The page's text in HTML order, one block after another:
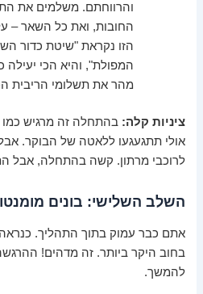
והרווחתם. משלמים את
החובות, ואת כל השאר –
הזו נקראת "שיטת כדור
המפולת", והיא הכי
מהר את תשלומי הריבית
ציניות קלה: בהתחלה זה מרגיש כמו
אולי תתגעגעו ללאטה של הבוקר.
לרוכבי מרתון. קשה בהתחלה, אבל
השלב השלישי: בונים מומנטום
אתם כבר עמוק בתוך התהליך.
בחוב היקר ביותר. זה מדהים!
להמשך.